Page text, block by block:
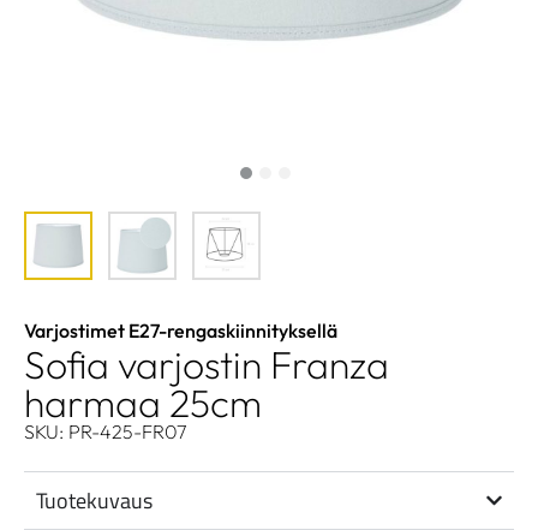
Varjostimet E27-rengaskiinnityksellä
Sofia varjostin Franza
harmaa 25cm
SKU: PR-425-FR07
Tuotekuvaus